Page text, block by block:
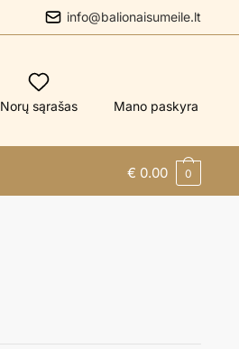
info@balionaisumeile.lt
Norų sąrašas Mano paskyra
€ 0.00 0